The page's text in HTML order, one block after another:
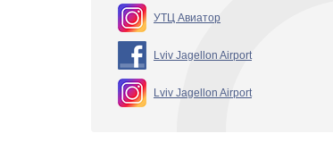
УТЦ Авиатор
Lviv Jagellon Airport
Lviv Jagellon Airport